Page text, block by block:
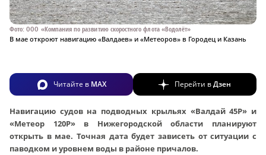
Фото: ООО «Компания по развитию скоростного флота «Водолёт»
В мае откроют навигацию «Валдаев» и «Метеоров» в Городец и Казань
Читайте в MAX Перейти вДзен
Навигацию судов на подводных крыльях «Валдай 45Р» и
«Метеор 120Р» в Нижегородской области планируют
открыть в мае. Точная дата будет зависеть от ситуации с
паводком и уровнем воды в районе причалов.